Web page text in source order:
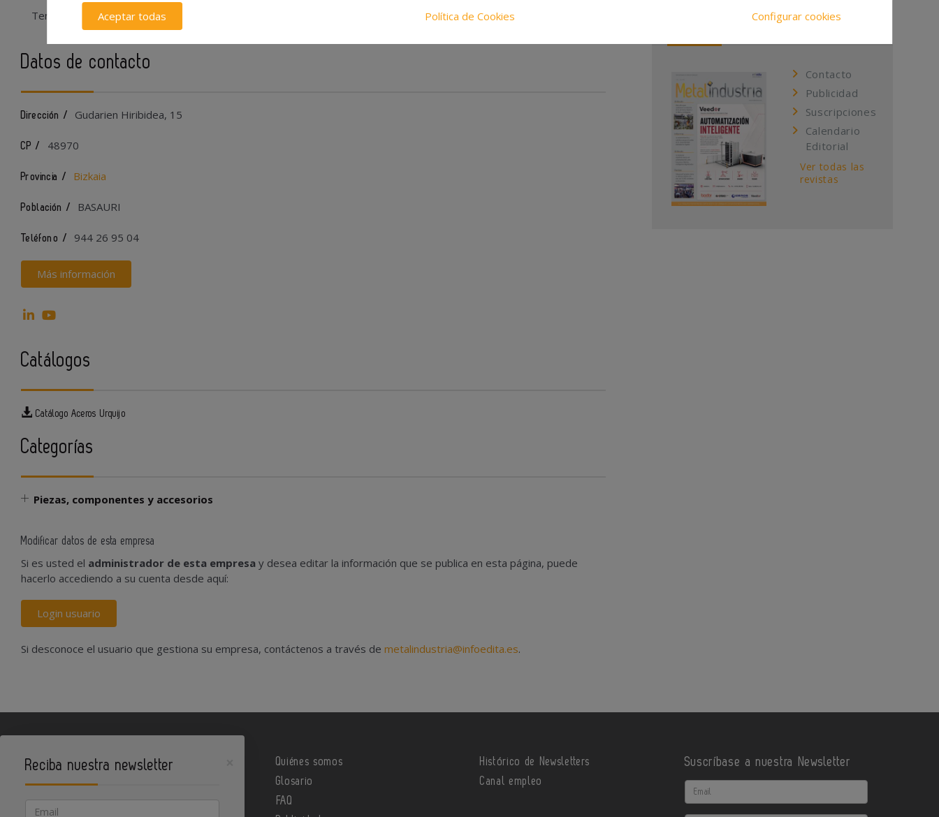
Tenemos productos de dos tipos: planos y redondos. Somos distribuidores exclusivos TOOLOX-44 para España.
Datos de contacto
Dirección / Gudarien Hiribidea, 15
CP / 48970
Provincia / Bizkaia
Población / BASAURI
Teléfono / 944 26 95 04
Más información
Catálogos
Catálogo Aceros Urquijo
Categorías
Piezas, componentes y accesorios
Modificar datos de esta empresa
Si es usted el administrador de esta empresa y desea editar la información que se publica en esta página, puede
hacerlo accediendo a su cuenta desde aquí:
Login usuario
Si desconoce el usuario que gestiona su empresa, contáctenos a través de metalindustria@infoedita.es.
Revista Metalindustria
Contacto
Publicidad
Suscripciones
Calendario
Editorial
Ver todas las
revistas
Quiénes somos
Glosario
FAQ
Histórico de Newsletters
Canal empleo
Suscríbase a nuestra Newsletter
Email
Aceptar todas Política de Cookies Configurar cookies
Reciba nuestra newsletter
Email